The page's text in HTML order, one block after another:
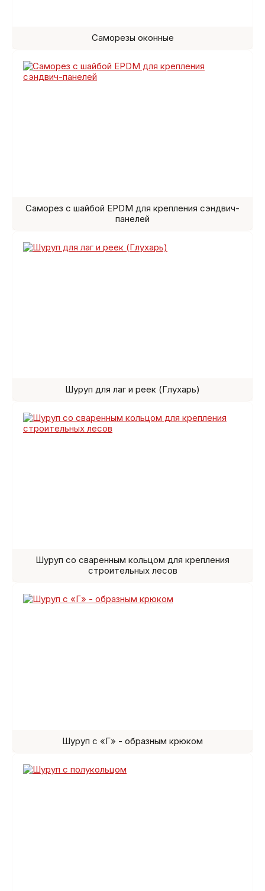
Саморезы оконные
Саморез с шайбой EPDM для крепления сэндвич-
панелей
Шуруп для лаг и реек (Глухарь)
Шуруп со сваренным кольцом для крепления
строительных лесов
Шуруп с «Г» - образным крюком